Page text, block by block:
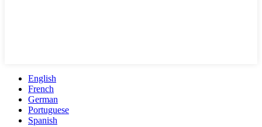
English
French
German
Portuguese
Spanish